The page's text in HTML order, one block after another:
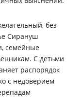
без
Сирануш
семейные
С детьми
распорядок
с недоверием